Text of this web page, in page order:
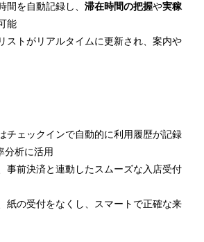
間を自動記録し、滞在時間の把握や実稼
能
ストがリアルタイムに更新され、案内や
チェックインで自動的に利用履歴が記録
分析に活用
事前決済と連動したスムーズな入店受付
紙の受付をなくし、スマートで正確な来